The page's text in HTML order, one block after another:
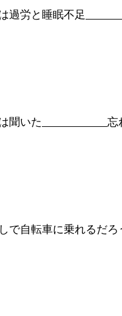
過労と睡眠不足
聞いた
忘
で自転車に乗れるだろ